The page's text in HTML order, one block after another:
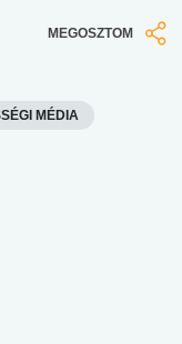
MEGOSZTOM
MÉDIA